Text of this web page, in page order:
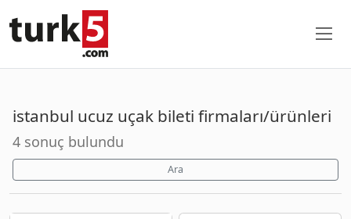
istanbul ucuz uçak bileti firmaları/ürünleri
4 sonuç bulundu
Ara